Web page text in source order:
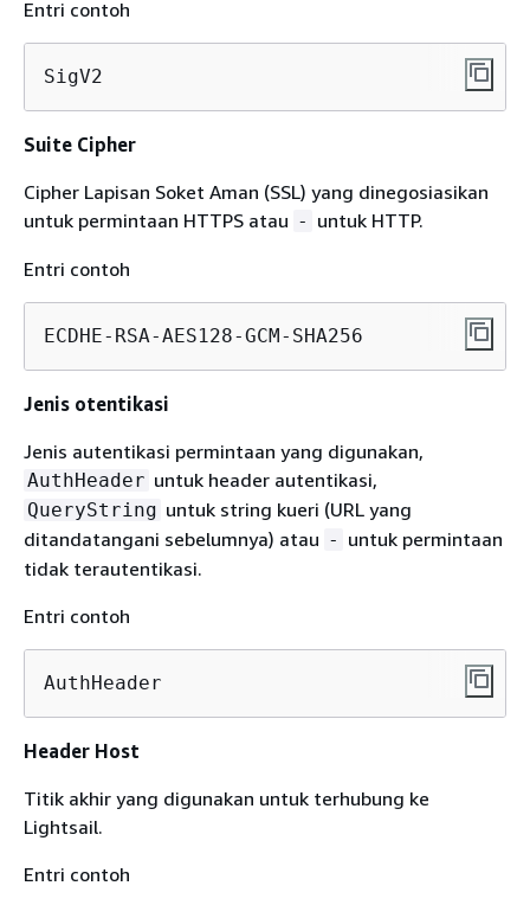
Entri contoh
SigV2
Suite Cipher
Cipher Lapisan Soket Aman (SSL) yang dinegosiasikan
untuk permintaan HTTPS atau - untuk HTTP.
Entri contoh
ECDHE-RSA-AES128-GCM-SHA256
Jenis otentikasi
Jenis autentikasi permintaan yang digunakan,
AuthHeader untuk header autentikasi,
QueryString untuk string kueri (URL yang
ditandatangani sebelumnya) atau - untuk permintaan
tidak terautentikasi.
Entri contoh
AuthHeader
Header Host
Titik akhir yang digunakan untuk terhubung ke
Lightsail.
Entri contoh